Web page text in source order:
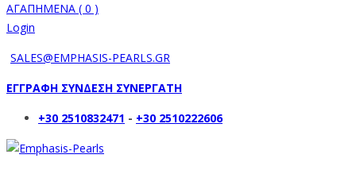
ΑΓΑΠΗΜΕΝΑ ( 0 )
Login
SALES@EMPHASIS-PEARLS.GR
ΕΓΓΡΑΦΗ ΣΥΝΔΕΣΗ ΣΥΝΕΡΓΑΤΗ
+30 2510832471 - +30 2510222606